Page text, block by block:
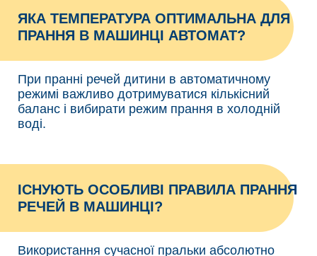
ЯКА ТЕМПЕРАТУРА ОПТИМАЛЬНА ДЛЯ
ПРАННЯ В МАШИНЦІ АВТОМАТ?
При пранні речей дитини в автоматичному
режимі важливо дотримуватися кількісний
баланс і вибирати режим прання в холодній
воді.
ІСНУЮТЬ ОСОБЛИВІ ПРАВИЛА ПРАННЯ
РЕЧЕЙ В МАШИНЦІ?
Використання сучасної пральки абсолютно